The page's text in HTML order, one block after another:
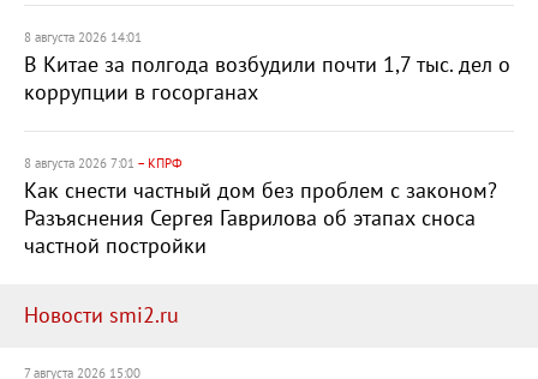
8 августа 2026 14:01
В Китае за полгода возбудили почти 1,7 тыс. дел о
коррупции в госорганах
8 августа 2026 7:01 – КПРФ
Как снести частный дом без проблем с законом?
Разъяснения Сергея Гаврилова об этапах сноса
частной постройки
Новости smi2.ru
7 августа 2026 15:00